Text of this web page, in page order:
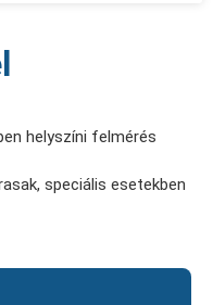
helyszíni felmérés
speciális esetekben